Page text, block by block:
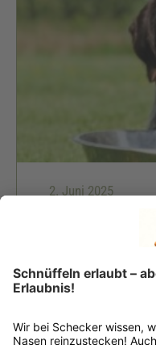
2. Juni 2025
Hund trinkt viel
Drei Gründe, wenn